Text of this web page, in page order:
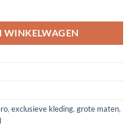
WINKELWAGEN
, exclusieve kleding, grote maten,